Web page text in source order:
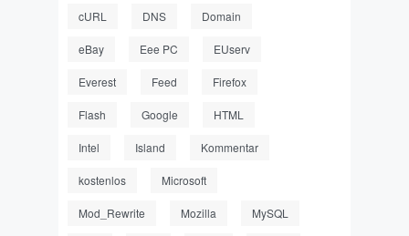
cURL DNS Domain
eBay Eee PC EUserv
Everest Feed Firefox
Flash Google HTML
Intel Island Kommentar
kostenlos Microsoft
Mod_Rewrite Mozilla MySQL